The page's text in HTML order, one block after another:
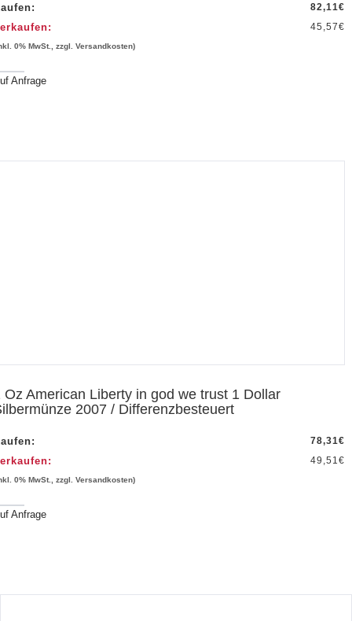
82,11€
45,57€
0% MwSt., zzgl. Versandkosten)
Anfrage
Oz American Liberty in god we trust 1 Dollar
2007 / Differenzbesteuert
78,31€
49,51 €
0% MwSt., zzgl. Versandkosten)
Anfrage